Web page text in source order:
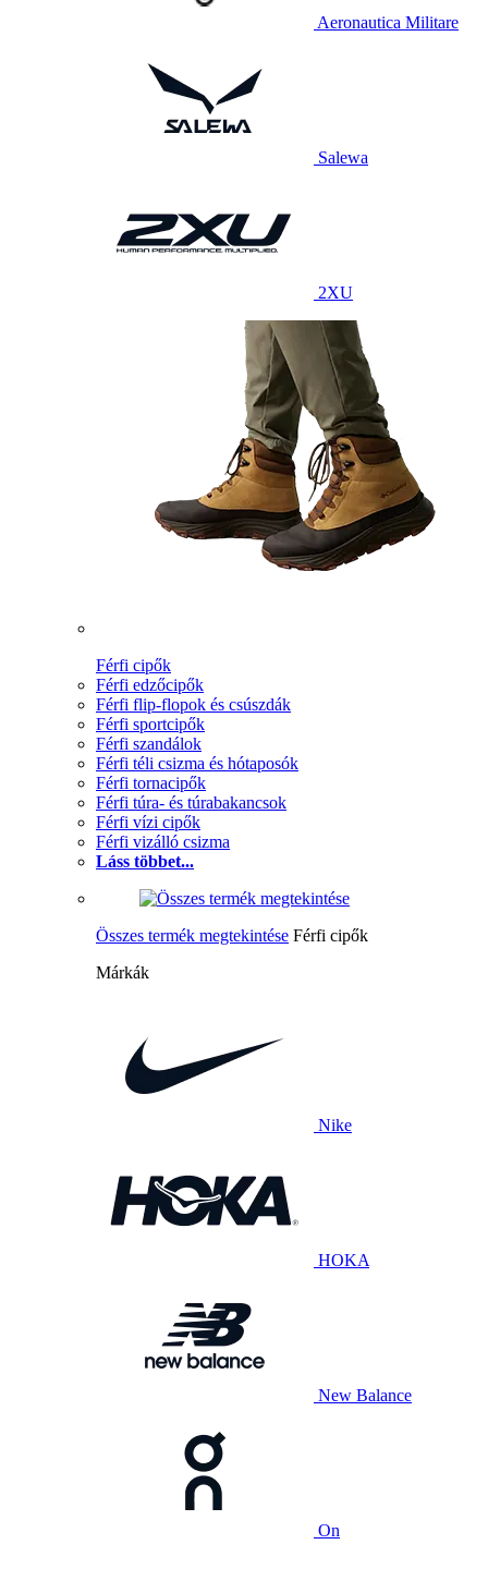
Aeronautica Militare
Salewa
2XU
Férfi cipők
Férfi edzőcipők
Férfi flip-flopok és csúszdák
Férfi sportcipők
Férfi szandálok
Férfi téli csizma és hótaposók
Férfi tornacipők
Férfi túra- és túrabakancsok
Férfi vízi cipők
Férfi vizálló csizma
Láss többet...
Összes termék megtekintése Férfi cipők
Márkák
Nike
HOKA
New Balance
On